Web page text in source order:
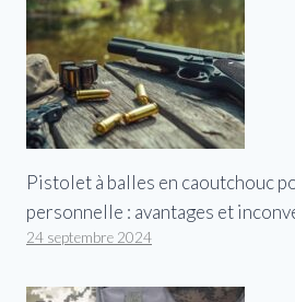
Pistolet à balles en caoutchouc
personnelle : avantages et
24 septembre 2024